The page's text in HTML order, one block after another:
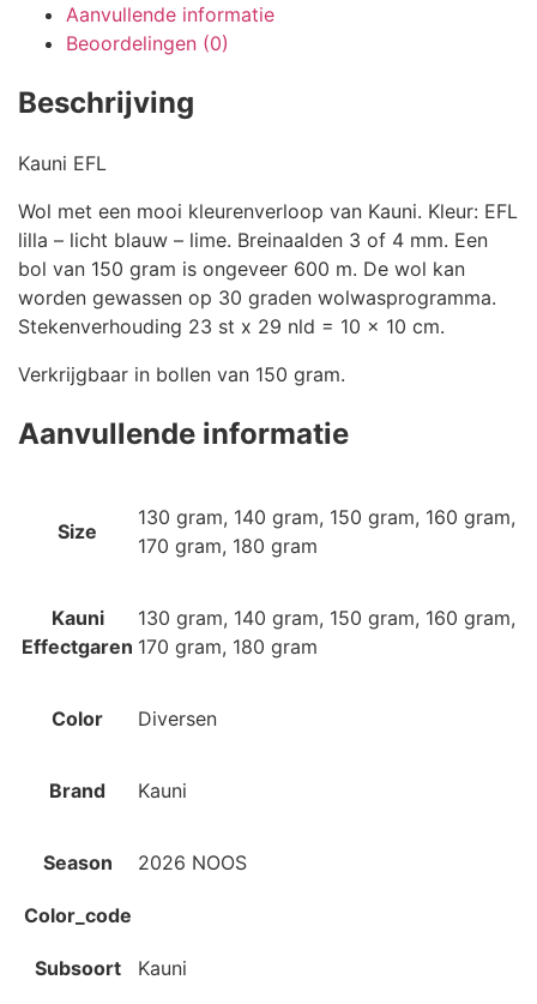
Aanvullende informatie
Beoordelingen (0)
Beschrijving
Kauni EFL
Wol met een mooi kleurenverloop van Kauni. Kleur: EFL
lilla – licht blauw – lime. Breinaalden 3 of 4 mm. Een
bol van 150 gram is ongeveer 600 m. De wol kan
worden gewassen op 30 graden wolwasprogramma.
Stekenverhouding 23 st x 29 nld = 10 x 10 cm.
Verkrijgbaar in bollen van 150 gram.
Aanvullende informatie
Size
130 gram, 140 gram, 150 gram, 160 gram,
170 gram, 180 gram
Kauni
Effectgaren
130 gram, 140 gram, 150 gram, 160 gram,
170 gram, 180 gram
Color Diversen
Brand Kauni
Season 2026 NOOS
Color_code
Subsoort Kauni